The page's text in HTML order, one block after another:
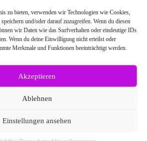
zu bieten, verwenden wir Technologien wie Cookies,
und/oder darauf zuzugreifen. Wenn du diesen
wir Daten wie das Surfverhalten oder eindeutige IDs
Wenn du deine Einwilligung nicht erteilst oder
Merkmale und Funktionen beeinträchtigt werden.
Akzeptieren
Ablehnen
Einstellungen ansehen
Öffnungszeiten:
Weitere Fragen?
Kontaktiere uns:
0676/6086527
- Webdesign:SEO-Handwerker